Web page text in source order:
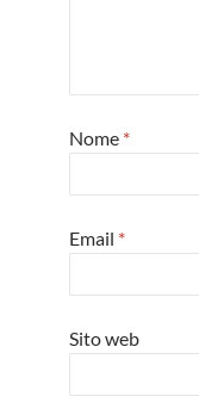
Nome *
Email *
Sito web